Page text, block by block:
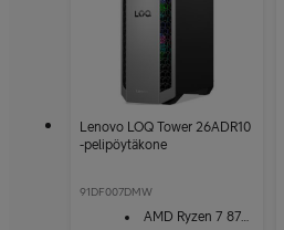
Lenovo LOQ Tower 26ADR10
-pelipöytäkone
91DF007DMW
AMD Ryzen 7 8745HX